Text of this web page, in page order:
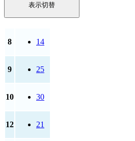
表示切替
8 14
9 25
10 30
12 21